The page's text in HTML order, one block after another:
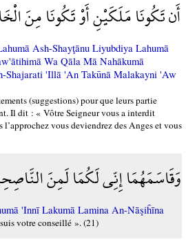
أَن تَكُونَا مَلَكَيْنِ أَوْ تَكُونَا مِنَ
Ash-Shayţānu Liyubdiya Lahumā
Wa Qāla Mā Nahākumā
Shajarati 'Illā 'An Takūnā Malakayni 'Aw
(suggestions) pour que leurs partie
Il dit : « Vôtre Seigneur vous a interdit
l’approchez vous deviendrez des Anges et vous
وَقَاسَمَهُمَا إِنِّي لَكُمَا لَمِنَ
'Innī Lakumā Lamina An-Nāşiĥīna
votre conseillé ». (21)